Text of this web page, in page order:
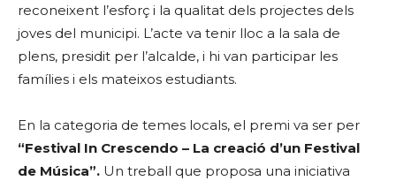
reconeixent l’esforç i la qualitat dels projectes dels
joves del municipi. L’acte va tenir lloc a la sala de
plens, presidit per l’alcalde, i hi van participar les
famílies i els mateixos estudiants.
En la categoria de temes locals, el premi va ser per
“Festival In Crescendo – La creació d’un Festival
de Música”. Un treball que proposa una iniciativa